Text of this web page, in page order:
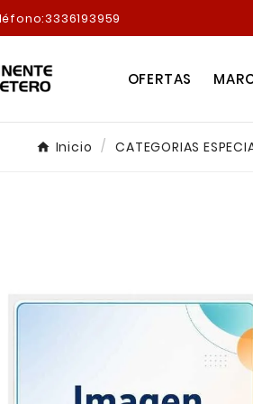
3336193959
OFERTAS
Inicio CATEGORIAS